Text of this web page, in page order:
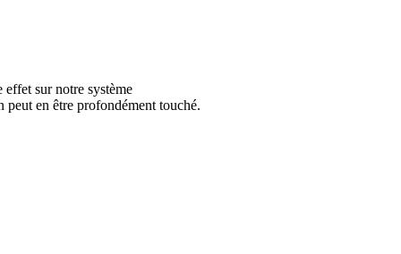
effet sur notre système
en être profondément touché.